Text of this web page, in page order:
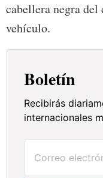
cabellera negra del
vehículo.
Boletín
Recibirás
internacionales